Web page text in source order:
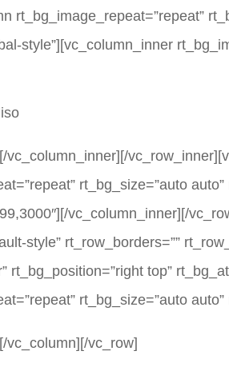
rt_bg_image_repeat=”repeat”
style”][vc_column_inner
vc_column_inner][/
rt_bg_size=”auto
vc_column_inner][/
style” rt_row_borders=””
rt_bg_position=”right top”
rt_bg_size=”auto
vc_column][/vc_row]